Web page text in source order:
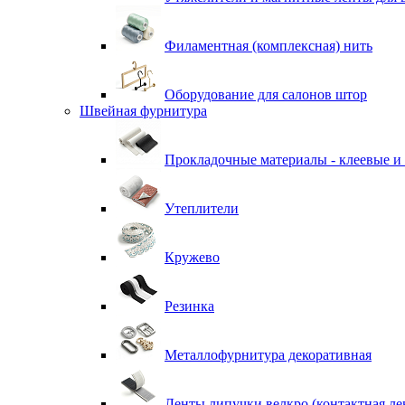
Филаментная (комплексная) нить
Оборудование для салонов штор
Швейная фурнитура
Прокладочные материалы - клеевые и
Утеплители
Кружево
Резинка
Металлофурнитура декоративная